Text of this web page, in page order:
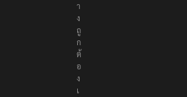
า
ง
ถู
ก
ต้
อ
ง
เ